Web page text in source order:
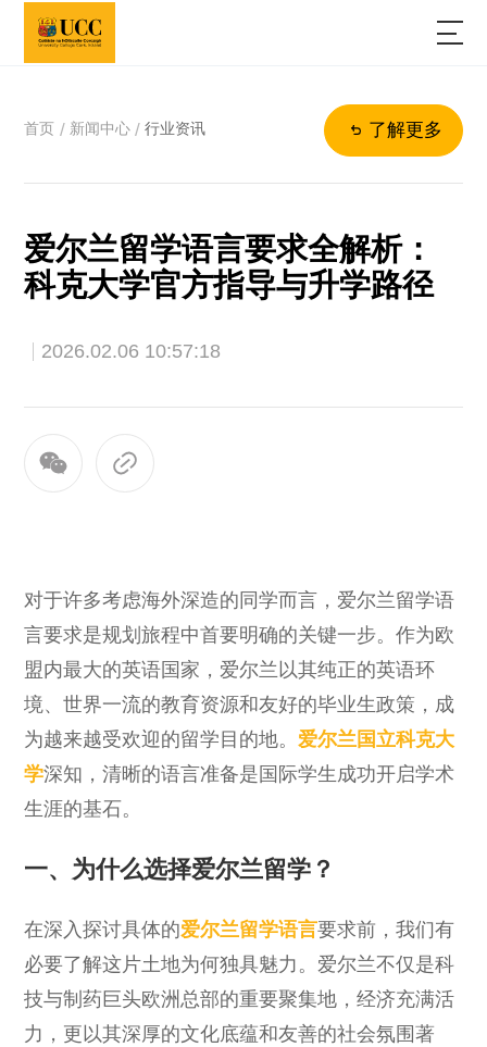
首页 / 新闻中心 / 行业资讯 了解更多
爱尔兰留学语言要求全解析：
科克大学官方指导与升学路径
2026.02.06 10:57:18
对于许多考虑海外深造的同学而言，爱尔兰留学语
言要求是规划旅程中首要明确的关键一步。作为欧
盟内最大的英语国家，爱尔兰以其纯正的英语环
境、世界一流的教育资源和友好的毕业生政策，成
为越来越受欢迎的留学目的地。爱尔兰国立科克大
学深知，清晰的语言准备是国际学生成功开启学术
生涯的基石。
一、为什么选择爱尔兰留学？
在深入探讨具体的爱尔兰留学语言要求前，我们有
必要了解这片土地为何独具魅力。爱尔兰不仅是科
技与制药巨头欧洲总部的重要聚集地，经济充满活
力，更以其深厚的文化底蕴和友善的社会氛围著